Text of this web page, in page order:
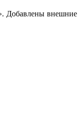
Добавлены внешние